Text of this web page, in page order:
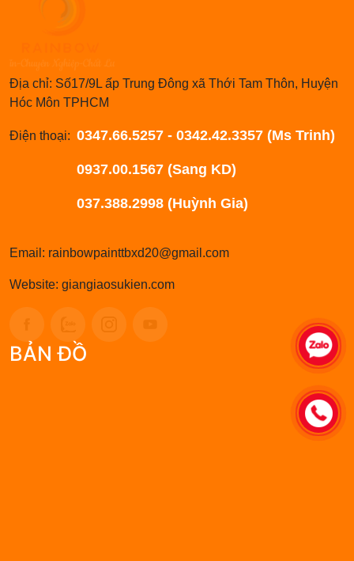
Địa chỉ: Số17/9L ấp Trung Đông xã Thới Tam Thôn, Huyện
Hóc Môn TPHCM
Điện thoại: 0347.66.5257 - 0342.42.3357 (Ms Trinh)
0937.00.1567 (Sang KD)
037.388.2998 (Huỳnh Gia)
Email: rainbowpainttbxd20@gmail.com
Website: giangiaosukien.com
BẢN ĐỒ